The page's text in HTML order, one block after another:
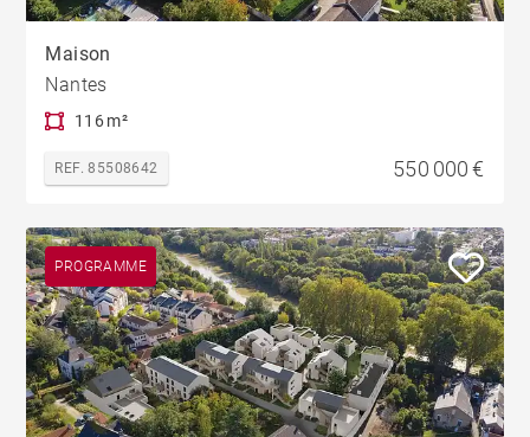
Maison
Nantes
116 m²
REF. 85508642 550 000 €
PROGRAMME